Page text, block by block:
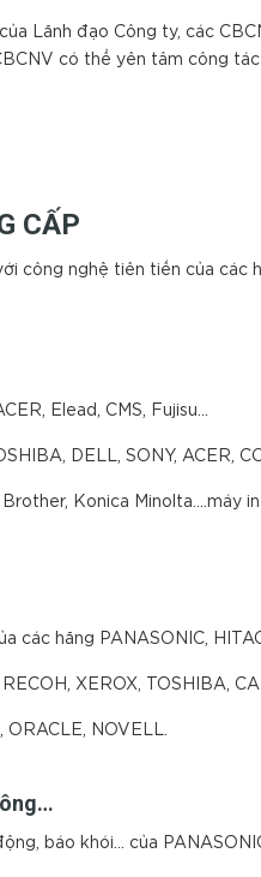
Lãnh đạo Công ty, các
có thể yên tâm công
CẤP
công nghệ tiên tiến của
Elead, CMS, Fujisu…
DELL, SONY, ACER,
Konica Minolta....máy
hãng PANASONIC,
XEROX, TOSHIBA,
NOVELL.
báo khói... của